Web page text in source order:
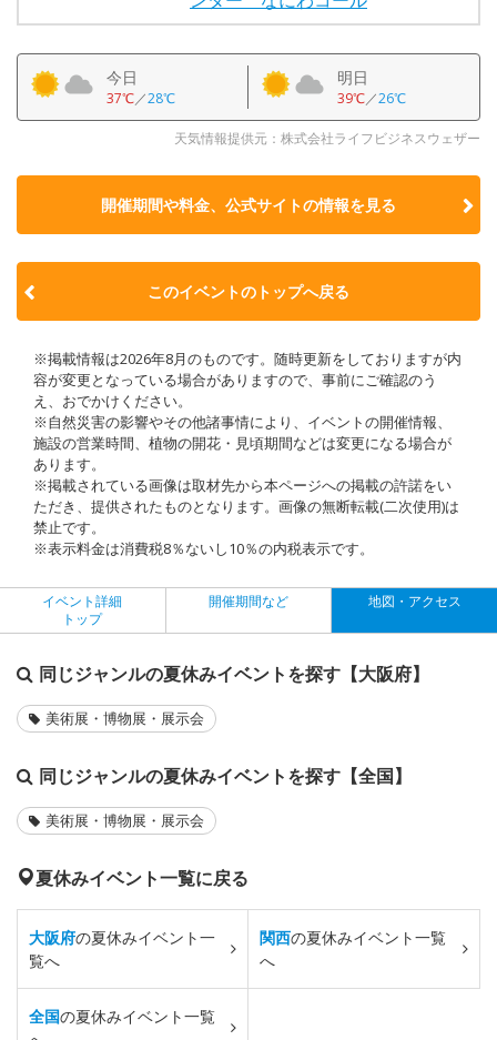
今日
37℃／28℃
明日
39℃／26℃
天気情報提供元：株式会社ライフビジネスウェザー
開催期間や料金、公式サイトの情報を見る
このイベントのトップへ戻る
※掲載情報は2026年8月のものです。随時更新をしておりますが内
容が変更となっている場合がありますので、事前にご確認のう
え、おでかけください。
※自然災害の影響やその他諸事情により、イベントの開催情報、
施設の営業時間、植物の開花・見頃期間などは変更になる場合が
あります。
※掲載されている画像は取材先から本ページへの掲載の許諾をい
ただき、提供されたものとなります。画像の無断転載(二次使用)は
禁止です。
※表示料金は消費税8％ないし10％の内税表示です。
イベント詳細
トップ
開催期間など 地図・アクセス
同じジャンルの夏休みイベントを探す【大阪府】
美術展・博物展・展示会
同じジャンルの夏休みイベントを探す【全国】
美術展・博物展・展示会
夏休みイベント一覧に戻る
大阪府の夏休みイベント一
覧へ
関西の夏休みイベント一覧
へ
全国の夏休みイベント一覧